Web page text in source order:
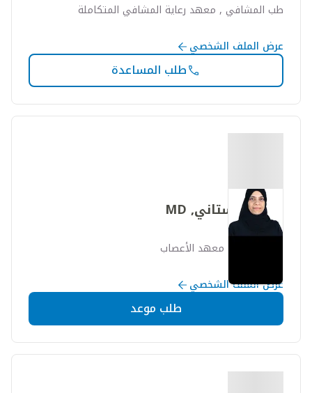
طب المشافي , معهد رعاية المشافي المتكاملة
عرض الملف الشخصي
طلب المساعدة
نجوى البستاني, MD
طب الأعصاب, معهد الأعصاب
عرض الملف الشخصي
طلب موعد